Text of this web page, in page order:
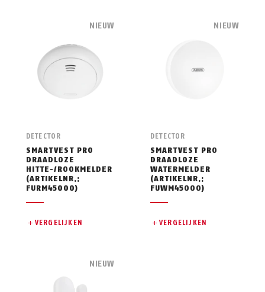
DETECTOR
SMARTVEST PRO
DRAADLOZE
HITTE-/ROOKMELDER
(ARTIKELNR.:
FURM45000)
VERGELIJKEN
NIEUW
DETECTOR
SMARTVEST PRO
DRAADLOZE
WATERMELDER
(ARTIKELNR.:
FUWM45000)
VERGELIJKEN
NIEUW
NIEUW